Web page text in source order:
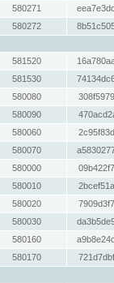
580271
580272
581520
581530
580080
580090
580060
580070
580000
580010
580020
580030
580160
580170